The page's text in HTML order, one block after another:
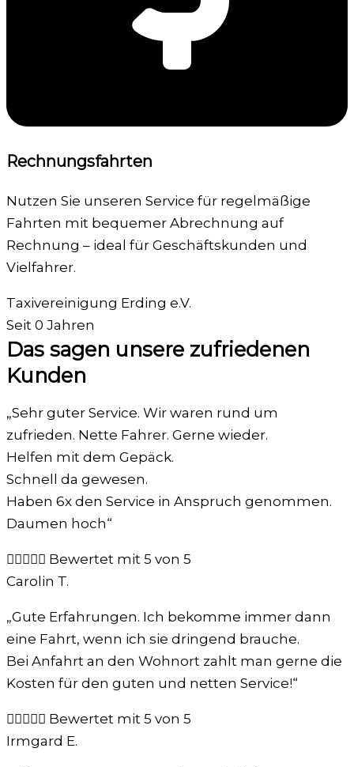
Rechnungsfahrten
Nutzen Sie unseren Service für regelmäßige
Fahrten mit bequemer Abrechnung auf
Rechnung – ideal für Geschäftskunden und
Vielfahrer.
Taxivereinigung Erding e.V.
Seit 0 Jahren
Das sagen unsere zufriedenen
Kunden
„Sehr guter Service. Wir waren rund um
zufrieden. Nette Fahrer. Gerne wieder.
Helfen mit dem Gepäck.
Schnell da gewesen.
Haben 6x den Service in Anspruch genommen.
Daumen hoch“
 Bewertet mit 5 von 5
Carolin T.
„Gute Erfahrungen. Ich bekomme immer dann
eine Fahrt, wenn ich sie dringend brauche.
Bei Anfahrt an den Wohnort zahlt man gerne die
Kosten für den guten und netten Service!“
 Bewertet mit 5 von 5
Irmgard E.